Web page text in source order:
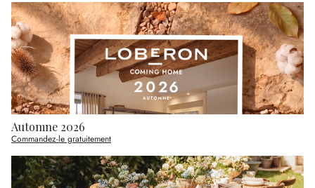
Automne 2026
Commandez-le gratuitement